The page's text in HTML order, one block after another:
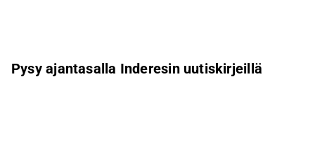
Pysy ajantasalla Inderesin uutiskirjeillä